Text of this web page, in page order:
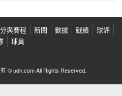
不要內耗喔 你做的已經很
會是生活中的其他角色唷
與賽程 新聞 數據 戰績
球評
球員
© udn.com All Rights Reserved.